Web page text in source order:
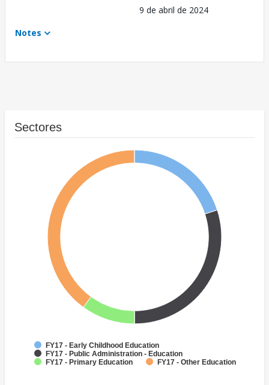
9 de abril de 2024
Notes
Sectores
FY17 - Early Childhood Education
FY17 - Public Administration - Education
FY17 - Primary Education
FY17 - Other Education